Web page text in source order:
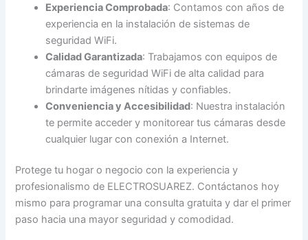
Experiencia Comprobada: Contamos con años de
experiencia en la instalación de sistemas de
seguridad WiFi.
Calidad Garantizada: Trabajamos con equipos de
cámaras de seguridad WiFi de alta calidad para
brindarte imágenes nítidas y confiables.
Conveniencia y Accesibilidad: Nuestra instalación
te permite acceder y monitorear tus cámaras desde
cualquier lugar con conexión a Internet.
Protege tu hogar o negocio con la experiencia y
profesionalismo de ELECTROSUAREZ. Contáctanos hoy
mismo para programar una consulta gratuita y dar el primer
paso hacia una mayor seguridad y comodidad.